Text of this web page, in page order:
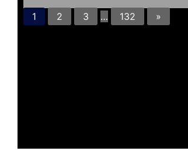
1 2 3 … 132 »